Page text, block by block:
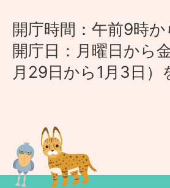
開庁時間：午前9時
開庁日：月曜日から
月29日から1月3日）